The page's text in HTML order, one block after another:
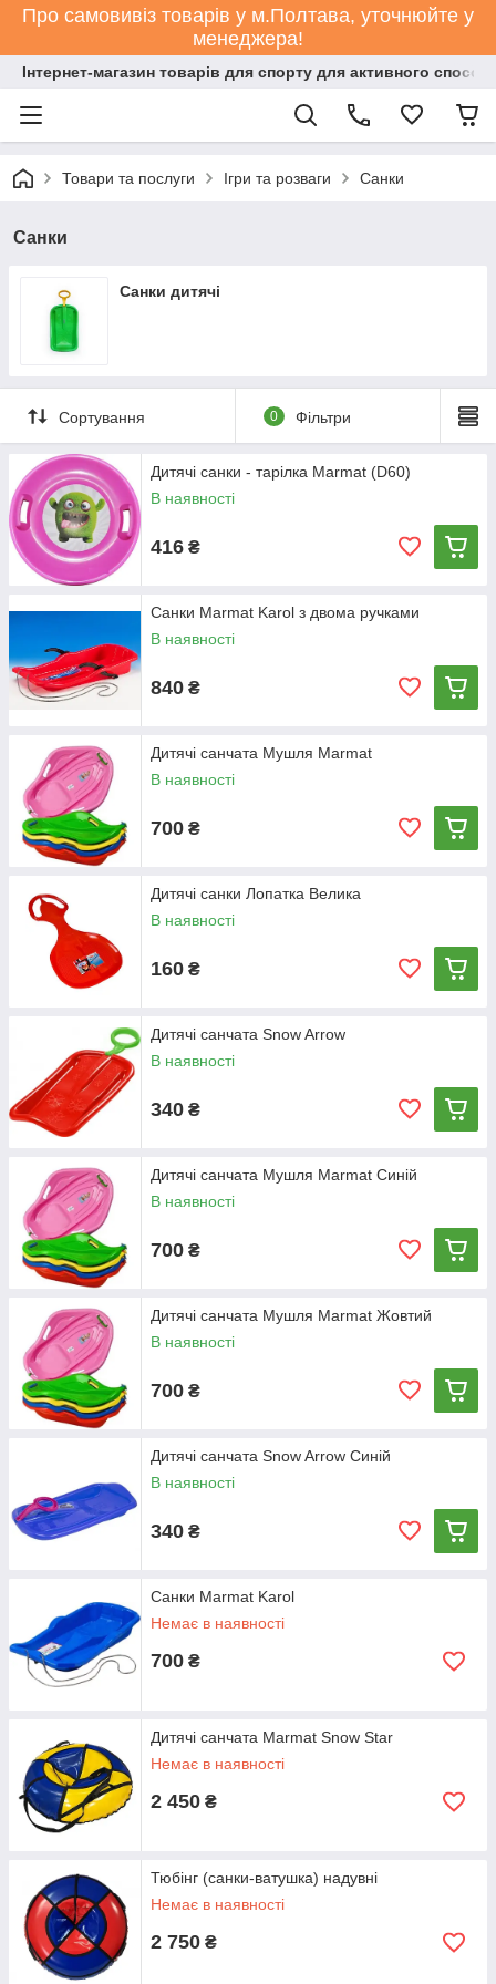
Про самовивіз товарів у м.Полтава, уточнюйте у
менеджера!
Інтернет-магазин товарів для спорту для активного
Товари та послуги Ігри та розваги Санки
Санки
Санки дитячі
Сортування 0 Фільтри
Дитячі санки - тарілка Marmat (D60)
В наявності
416 ₴
Санки Marmat Karol з двома ручками
В наявності
840 ₴
Дитячі санчата Мушля Marmat
В наявності
700 ₴
Дитячі санки Лопатка Велика
В наявності
160 ₴
Дитячі санчата Snow Arrow
В наявності
340 ₴
Дитячі санчата Мушля Marmat Синій
В наявності
700 ₴
Дитячі санчата Мушля Marmat Жовтий
В наявності
700 ₴
Дитячі санчата Snow Arrow Синій
В наявності
340 ₴
Санки Marmat Karol
Немає в наявності
700 ₴
Дитячі санчата Marmat Snow Star
Немає в наявності
2 450 ₴
Тюбінг (санки-ватушка) надувні
Немає в наявності
2 750 ₴